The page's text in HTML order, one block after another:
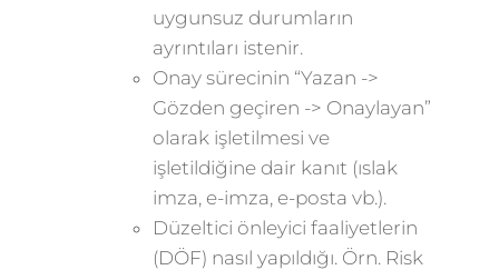
uygunsuz durumların
ayrıntıları istenir.
Onay sürecinin “Yazan ->
Gözden geçiren -> Onaylayan”
olarak işletilmesi ve
işletildiğine dair kanıt (ıslak
imza, e-imza, e-posta vb.).
Düzeltici önleyici faaliyetlerin
(DÖF) nasıl yapıldığı. Örn. Risk